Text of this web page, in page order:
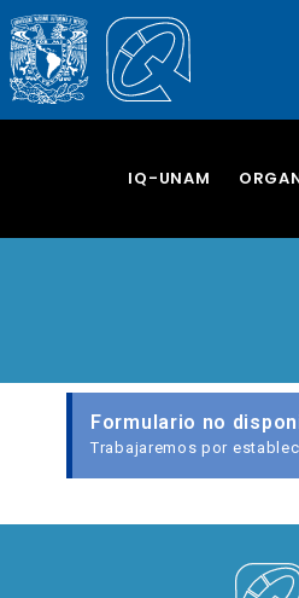
IQ-UNAM
Formulario no
Trabajaremos por